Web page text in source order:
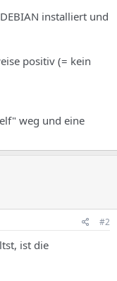
installiert und
positiv (= kein
weg und eine
#2
ist die